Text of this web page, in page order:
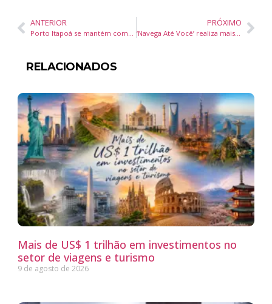
ANTERIOR
Porto Itapoá se mantém como maior terminal de contêineres do Sul do Brasil, com crescimento de 29%
PRÓXIMO
‘Navega Até Você’ realiza mais de 220 atendimentos gratuitos no Porto das Balsas
RELACIONADOS
Mais de US$ 1 trilhão em investimentos no
setor de viagens e turismo
9 de agosto de 2026